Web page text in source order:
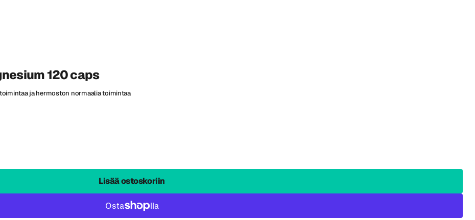
120 caps
ja hermoston normaalia toimintaa
Lisää ostoskoriin